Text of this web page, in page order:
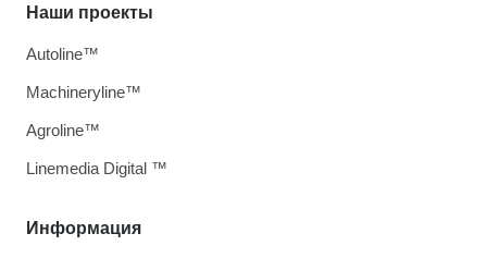
Информация
Наши проекты
Autoline™
Machineryline™
Agroline™
Linemedia Digital ™